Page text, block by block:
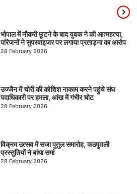
भोपाल में नौकरी छूटने के बाद युवक ने की आत्महत्या,
परिजनों ने सुपरवाइजर पर लगाया प्रताड़ना का आरोप
28 February 2026
उज्जैन में चोरी की कोशिश नाकाम करने पहुंचे संघ
पदाधिकारी पर हमला, आंख में गंभीर चोट
28 February 2026
विक्रम उत्सव में सजा पुतुल समारोह, कठपुतली
प्रस्तुतियों ने बांधा समां
28 February 2026